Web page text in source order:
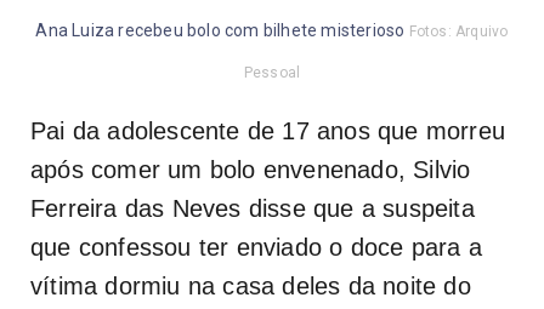
Ana Luiza recebeu bolo com bilhete misterioso Fotos: Arquivo
Pessoal
Pai da adolescente de 17 anos que morreu
após comer um bolo envenenado, Silvio
Ferreira das Neves disse que a suspeita
que confessou ter enviado o doce para a
vítima dormiu na casa deles da noite do